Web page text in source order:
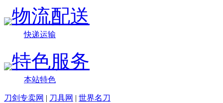
物流配送
快递运输
特色服务
本站特色
刀剑专卖网 | 刀具网 | 世界名刀